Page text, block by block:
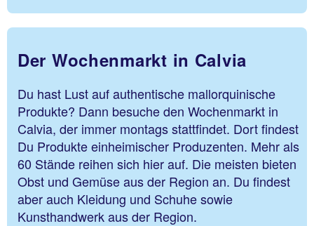
Der Wochenmarkt in Calvia
Du hast Lust auf authentische mallorquinische
Produkte? Dann besuche den Wochenmarkt in
Calvia, der immer montags stattfindet. Dort findest
Du Produkte einheimischer Produzenten. Mehr als
60 Stände reihen sich hier auf. Die meisten bieten
Obst und Gemüse aus der Region an. Du findest
aber auch Kleidung und Schuhe sowie
Kunsthandwerk aus der Region.